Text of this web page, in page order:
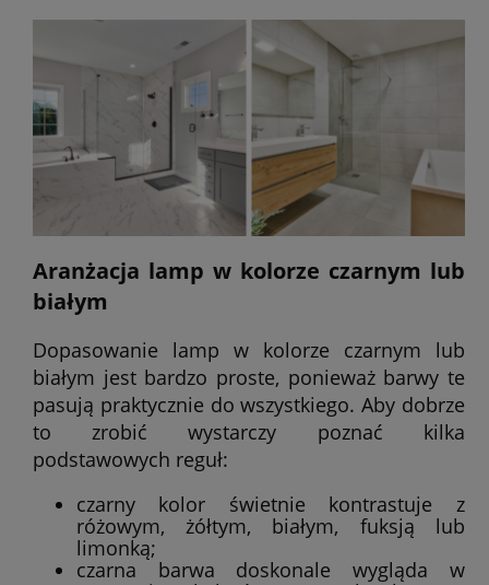
Aranżacja lamp w kolorze czarnym lub
białym
Dopasowanie lamp w kolorze czarnym lub
białym jest bardzo proste, ponieważ barwy te
pasują praktycznie do wszystkiego. Aby dobrze
to zrobić wystarczy poznać kilka
podstawowych reguł:
czarny kolor świetnie kontrastuje z
różowym, żółtym, białym, fuksją lub
limonką;
czarna barwa doskonale wygląda w